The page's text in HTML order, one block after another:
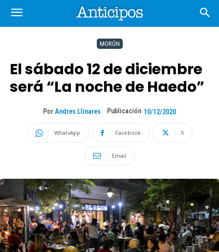
MORÓN
El sábado 12 de diciembre
será “La noche de Haedo”
Por Andres Llinares Publicación 10/12/2020
WhatsApp Facebook X
Email